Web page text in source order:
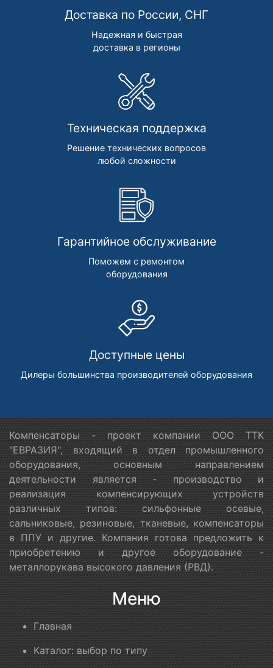
Доставка по России, СНГ
Надежная и быстрая
доставка в регионы
Техническая поддержка
Решение технических вопросов
любой сложности
Гарантийное обслуживание
Поможем с ремонтом
оборудования
Доступные цены
Дилеры большинства производителей оборудования
Компенсаторы - проект компании ООО ТТК
"ЕВРАЗИЯ", входящий в отдел промышленного
оборудования, основным направлением
деятельности является - производство и
реализация компенсирующих устройств
различных типов: сильфонные осевые,
сальниковые, резиновые, тканевые, компенсаторы
в ППУ и другие. Компания готова предложить к
приобретению и другое оборудование -
металлорукава высокого давления (РВД).
Меню
Главная
Каталог: выбор по типу